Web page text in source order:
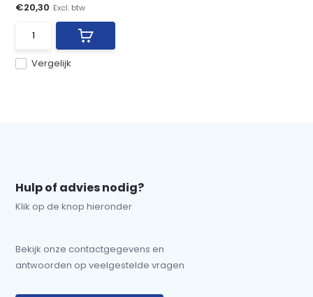
Vergelijk
€20,30 Excl. btw
Hulp of advies nodig?
Klik op de knop hieronder
Bekijk onze contactgegevens en
antwoorden op veelgestelde vragen